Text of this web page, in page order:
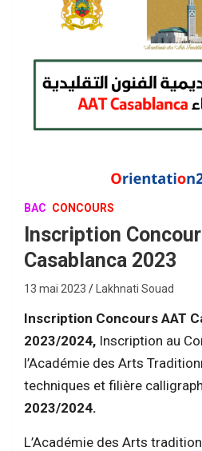
BAC CONCOURS
Inscription
Casablanca 2023
13 mai 2023 Lakhnati Souad
Inscription Concours AAT
2023/2024, Inscription au
l’Académie des Arts
techniques et filière
2023/2024.
L’Académie des Arts